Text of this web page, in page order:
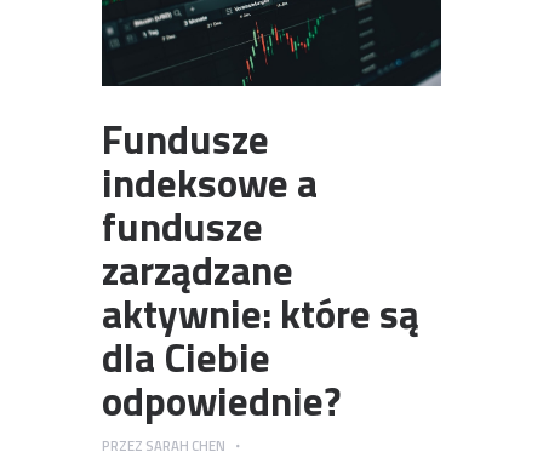
Fundusze
indeksowe a
fundusze
zarządzane
aktywnie: które są
dla Ciebie
odpowiednie?
PRZEZ SARAH CHEN